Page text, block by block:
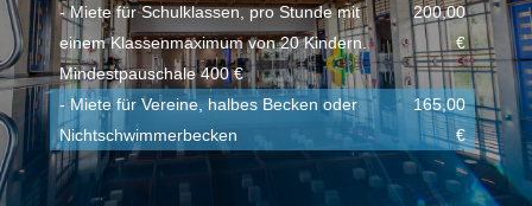
- Miete für Schulklassen, pro Stunde mit
einem Klassenmaximum von 20 Kindern.
Mindestpauschale 400 €
200,00
€
- Miete für Vereine, halbes Becken oder
Nichtschwimmerbecken
165,00
€